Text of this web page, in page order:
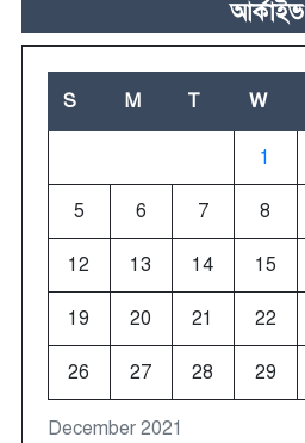
আর্কাইভ
December 2021
S M T W
1
5 6 7 8
12 13 14 15
19 20 21 22
26 27 28 29